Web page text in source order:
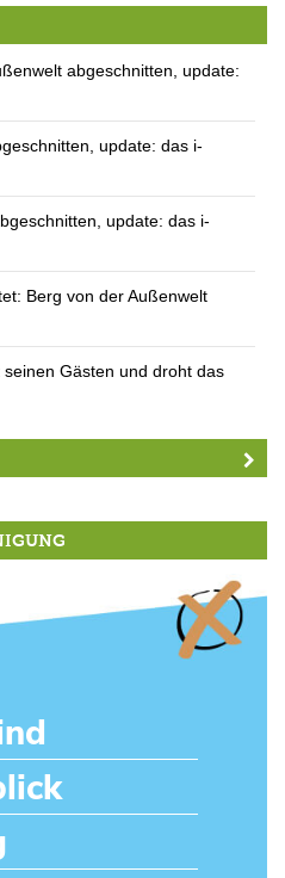
abgeschnitten, update:
update: das i-
update: das i-
Berg von der Außenwelt
Gästen und droht das